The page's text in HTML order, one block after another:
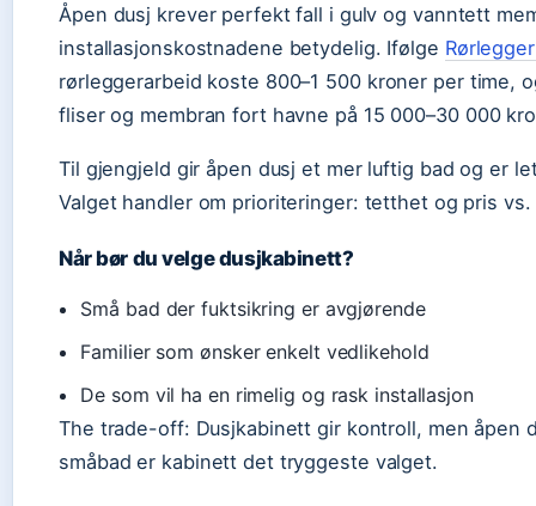
Åpen dusj krever perfekt fall i gulv og vanntett
installasjonskostnadene betydelig. Ifølge
rørleggerarbeid koste 800–1 500 kroner per time,
fliser og membran fort havne på 15 000–30 000
Til gjengjeld gir åpen dusj et mer luftig bad og er
Valget handler om prioriteringer: tetthet og pris
Når bør du velge dusjkabinett?
Små bad der fuktsikring er avgjørende
Familier som ønsker enkelt vedlikehold
De som vil ha en rimelig og rask installasjon
The trade-off: Dusjkabinett gir kontroll, men åpen
småbad er kabinett det tryggeste valget.